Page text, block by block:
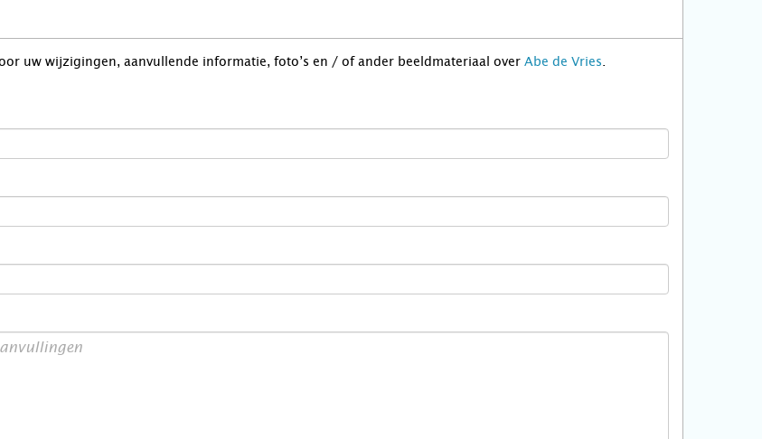
uw wijzigingen, aanvullende informatie, foto’s en / of ander beeldmateriaal over Abe de Vries